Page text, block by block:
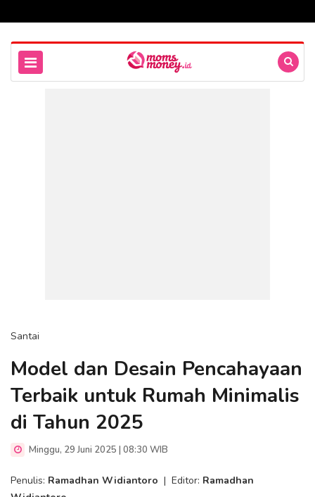
Santai
Model dan Desain Pencahayaan
Terbaik untuk Rumah Minimalis
di Tahun 2025
Minggu, 29 Juni 2025 | 08:30 WIB
Penulis: Ramadhan Widiantoro | Editor: Ramadhan